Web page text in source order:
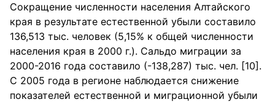
Сокращение численности населения Алтайского
края в результате естественной убыли составило
136,513 тыс. человек (5,15% к общей численности
населения края в 2000 г.). Сальдо миграции за
2000-2016 года составило (-138,287) тыс. чел. [10].
С 2005 года в регионе наблюдается снижение
показателей естественной и миграционной убыли